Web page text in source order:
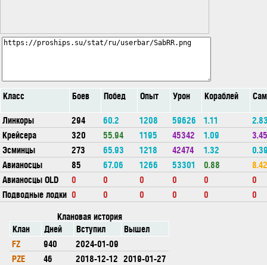
Класс Боев Побед Опыт Урон Кораблей
Линкоры
294 60.2 1208 59626 1.11
Крейсера
320 55.94 1195 45342 1.09
3.45
Эсминцы
273 65.93 1218 42474 1.32
Авианосцы
85 67.06 1266 53301 0.88
8.42
Авианосцы OLD
0 0 0 0 0
0
Подводные лодки 0 0 0 0 0
0
Клановая история
Клан
Дней Вступил
Вышел
FZ
940
2024-01-09
PZE
46 2018-12-12 2019-01-27